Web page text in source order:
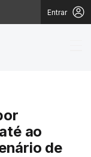
Entrar
ao
de